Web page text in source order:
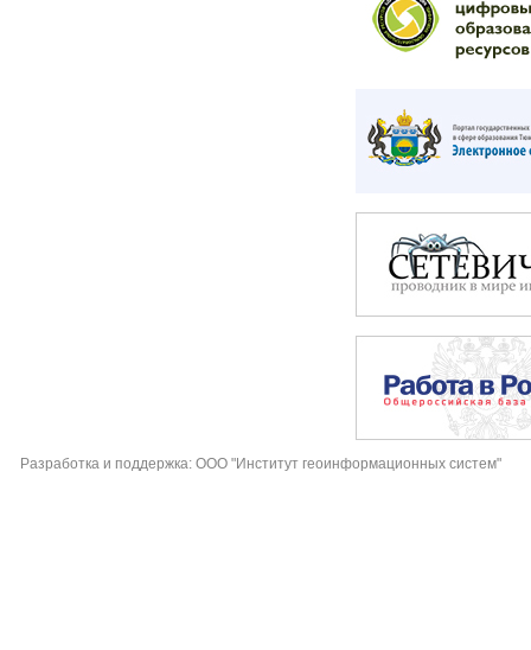
Разработка и поддержка: ООО "Институт геоинформационных систем"